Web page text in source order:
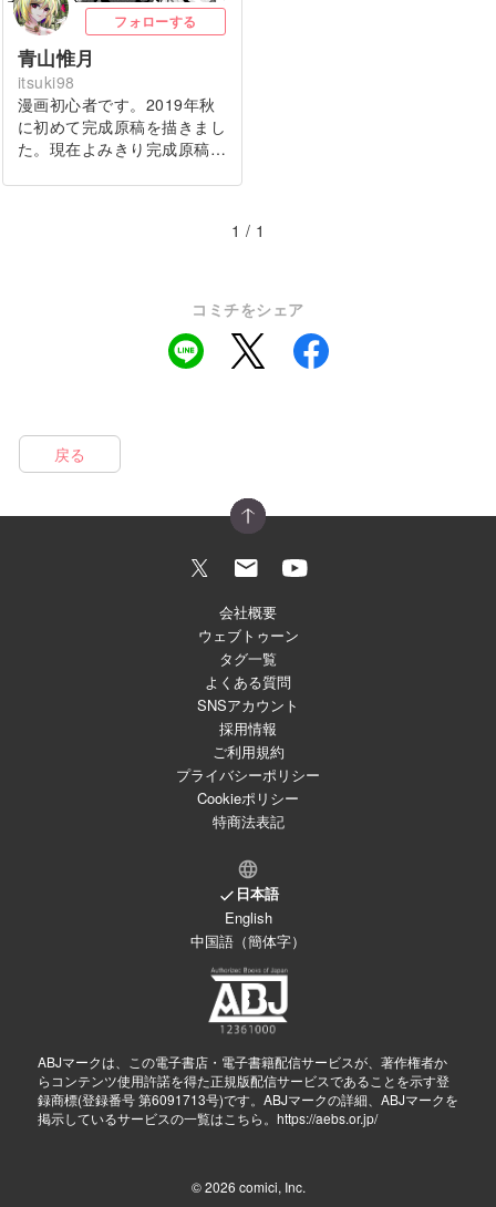
フォローする
青山惟月
itsuki98
漫画初心者です。2019年秋
に初めて完成原稿を描きまし
た。現在よみきり完成原稿…
1 / 1
コミチをシェア
戻る
会社概要
ウェブトゥーン
タグ一覧
よくある質問
SNSアカウント
採用情報
ご利用規約
プライバシーポリシー
Cookieポリシー
特商法表記
日本語
English
中国語（簡体字）
ABJマークは、この電子書店・電子書籍配信サービスが、著作権者か
らコンテンツ使用許諾を得た正規版配信サービスであることを示す登
録商標(登録番号 第6091713号)です。ABJマークの詳細、ABJマークを
掲示しているサービスの一覧はこちら。 https://aebs.or.jp/
© 2026 comici, Inc.